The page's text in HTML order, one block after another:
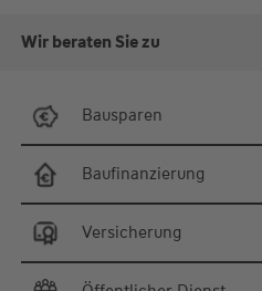
Wir beraten Sie zu
Bausparen
Baufinanzierung
Versicherung